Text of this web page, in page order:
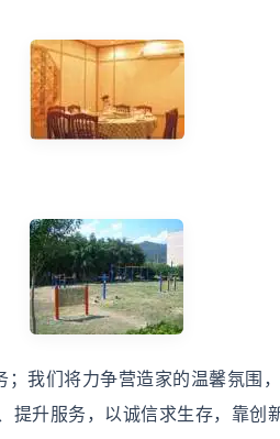
我们将力争营造家的温馨氛围
提升服务，以诚信求生存，靠创